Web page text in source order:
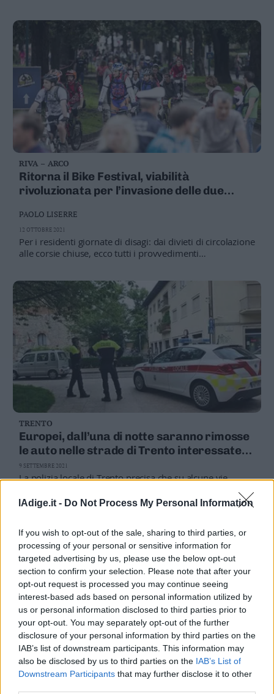
lAdige.it - Do Not Process My Personal Information
If you wish to opt-out of the sale, sharing to third parties, or
processing of your personal or sensitive information for
targeted advertising by us, please use the below opt-out
section to confirm your selection. Please note that after your
opt-out request is processed you may continue seeing
interest-based ads based on personal information utilized by
us or personal information disclosed to third parties prior to
your opt-out. You may separately opt-out of the further
disclosure of your personal information by third parties on the
IAB’s list of downstream participants. This information may
also be disclosed by us to third parties on the IAB’s List of
Downstream Participants that may further disclose it to other
Germania attraverso il valico. La proposta sarebbe stata
bocciata dall'assemblea
RIVA – ARCO
Ritorna il Bike Festival, viabilità
rivoluzionata per l’invasione delle due
Per i residenti giornate di disagi: dai divieti di circolazione
alle corsie chiuse, ecco tutti i provvedimenti
PAOLO LISERRE
12 OTTOBRE 2021
TRENTO
Europei, dall’una di notte saranno rimosse
le auto nelle strade di Trento interessate
dai divieti: ecco quali sono
La polizia locale di Trento precisa che su alcune vie
numerose auto
9 SETTEMBRE 2021
TRENTO
Domani la «Challenge della montagna»,
gara ciclistica da Trento al Bondone, con
strade chiuse (compreso Piedicastello)
Attenzione ai divieti, ed è solo l’antipasto delle prossime
settimane di settembre con gl Europei di Ciclismo e poi
un’altra gara motoristica in montagna
27 AGOSTO 2021